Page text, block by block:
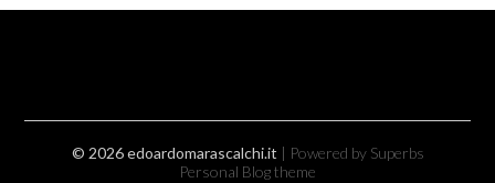
© 2026 edoardomarascalchi.it | Powered by Superbs
Personal Blog theme